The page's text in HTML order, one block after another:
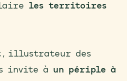
les territoires
illustrateur des
invite à un périple à